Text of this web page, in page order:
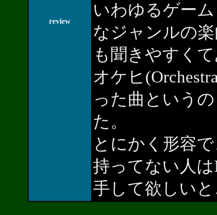
review
いわゆるゲー
なジャンルの
も聞きやすく
オケヒ
った曲という
た。
とにかく形容
持ってない人
手して欲しい